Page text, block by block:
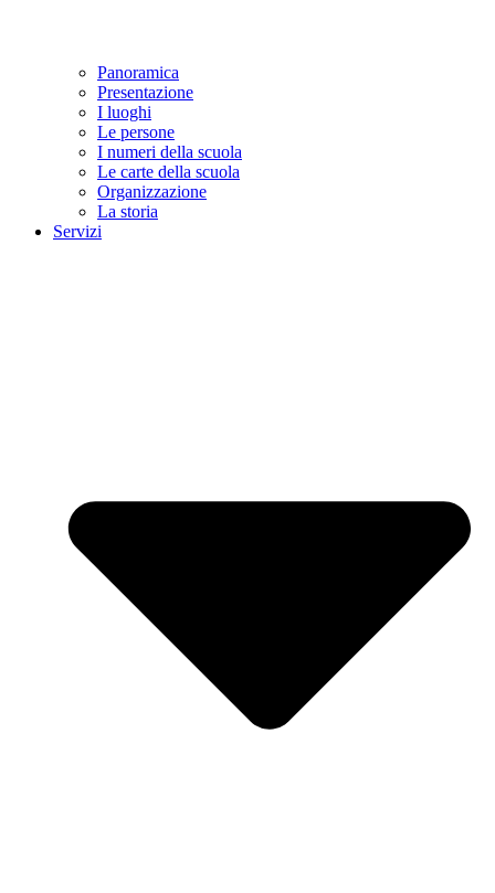
Panoramica
Presentazione
I luoghi
Le persone
I numeri della scuola
Le carte della scuola
Organizzazione
La storia
Servizi